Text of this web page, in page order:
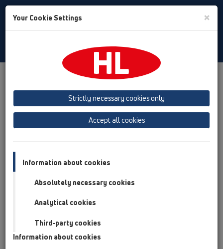
Toggle
Обзор продукта
05 Дизайн-душевые
душевой лоток
Продукты
Установка на плоскости
HL50F HL50F.0/100.2
Обзор продукта
душевой лоток
Продукты
Установка на плоскости
HL50
HL50F
Your Cookie Settings ×
Strictly necessary cookies only
Accept all cookies
Information about cookies
Absolutely necessary cookies
Analytical cookies
Third-party cookies
Information about cookies